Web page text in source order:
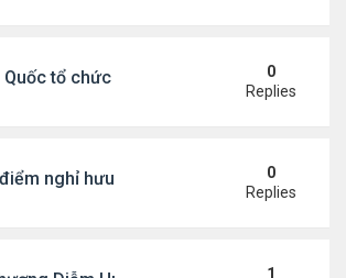
Quốc tổ chức sn cho bà xã
0
Replies
nghỉ hưu lý tưởng cho người Mỹ
0
Replies
1